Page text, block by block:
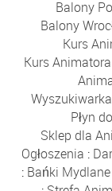
Balony
Balony
Kurs
Kurs
Płyn
Sklep dla
Ogłoszenia :
: Bańki Mydlane